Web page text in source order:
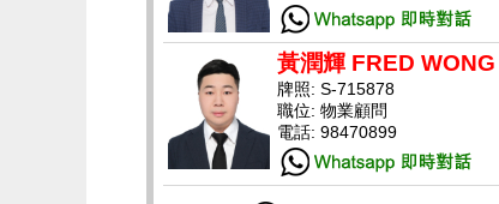
黃潤輝 FRED WONG
牌照: S-715878
職位: 物業顧問
電話: 98470899